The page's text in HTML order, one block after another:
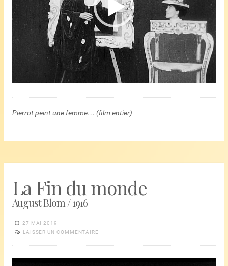
Pierrot peint une femme… (film entier)
La Fin du monde
August Blom / 1916
27 MAI 2019
LAISSER UN COMMENTAIRE